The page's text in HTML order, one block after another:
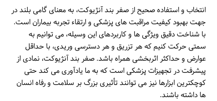
انتخاب و استفاده صحیح از صفر بند آنژیوکت، به معنای گامی بلند در
جهت بهبود کیفیت مراقبت های پزشکی و ارتقاء تجربه بیماران است.
با شناخت دقیق ویژگی ها و کاربردهای این وسیله، می توانیم به
سمتی حرکت کنیم که هر تزریق و هر دسترسی وریدی، با حداقل
عوارض و حداکثر اثربخشی همراه باشد. صفر بند آنژیوکت، نمادی از
پیشرفت در تجهیزات پزشکی است که به ما یادآوری می کند حتی
کوچکترین ابزارها نیز می توانند تأثیری بزرگ بر سلامت و رفاه انسان
ها داشته باشند.